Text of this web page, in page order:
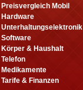
Preisvergleich Mobil
Hardware
Unterhaltungselektronik
Software
Körper & Haushalt
Telefon
Medikamente
Tarife & Finanzen